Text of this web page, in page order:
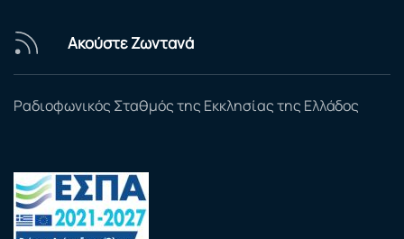
Ακούστε Ζωντανά
Ραδιοφωνικός Σταθμός της Εκκλησίας της Ελλάδος